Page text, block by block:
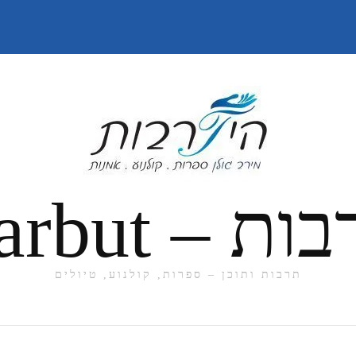
תרבות ותוכן – ספרות, קולנוע, טיולים